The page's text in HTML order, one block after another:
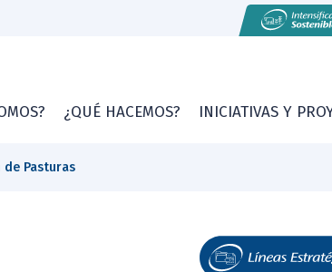
¿QUÉ HACEMOS? INICIATIVAS Y
de Pasturas